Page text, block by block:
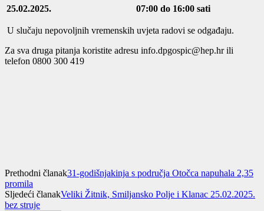
25.02.2025.
07:00 do 16:00 sati
U slučaju nepovoljnih vremenskih uvjeta radovi se odgađaju.
Za sva druga pitanja koristite adresu info.dpgospic@hep.hr ili
telefon 0800 300 419
Prethodni članak31-godišnjakinja s područja Otočca napuhala 2,35
promila
Sljedeći članakVeliki Žitnik, Smiljansko Polje i Klanac 25.02.2025.
bez struje